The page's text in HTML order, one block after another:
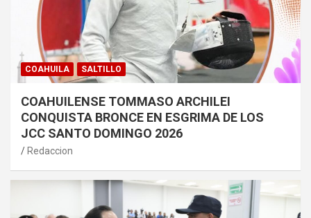
COAHUILA SALTILLO
COAHUILENSE TOMMASO ARCHILEI
CONQUISTA BRONCE EN ESGRIMA DE LOS
JCC SANTO DOMINGO 2026
Redaccion